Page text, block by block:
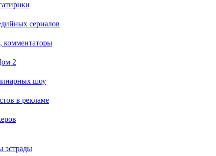
сериалов
комментаторы
2
шоу
в рекламе
эстрады